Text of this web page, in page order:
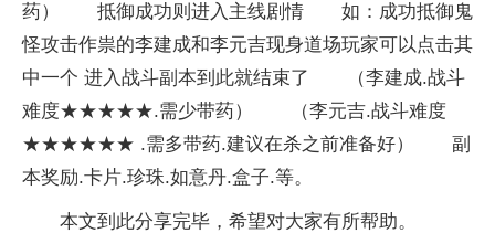
药） 抵御成功则进入主线剧情 如：成功抵御鬼
怪攻击作祟的李建成和李元吉现身道场玩家可以点击其
中一个 进入战斗副本到此就结束了 （李建成.战斗
难度★★★★★.需少带药） （李元吉.战斗难度
★★★★★★ .需多带药.建议在杀之前准备好） 副
本奖励.卡片.珍珠.如意丹.盒子.等。
本文到此分享完毕，希望对大家有所帮助。